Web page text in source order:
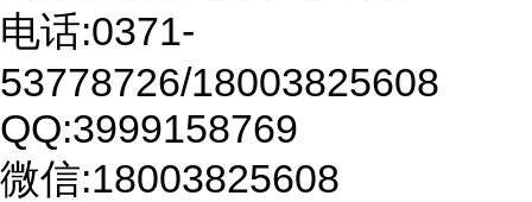
电话:0371-
53778726/18003825608
QQ:3999158769
微信:18003825608